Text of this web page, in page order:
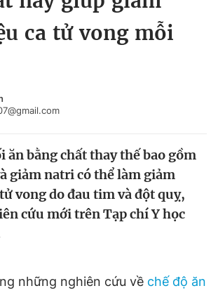
Bạn cần biết
ca tử vong mỗi
ăn bằng chất thay thế bao gồm
giảm natri có thể làm giảm
vong do đau tim và đột quỵ,
cứu mới trên Tạp chí Y học
những nghiên cứu về chế độ ăn